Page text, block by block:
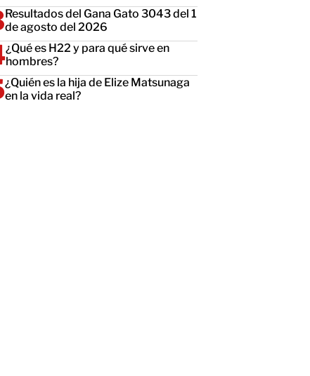
Resultados del Gana Gato 3043 del 1
de agosto del 2026
¿Qué es H22 y para qué sirve en
hombres?
¿Quién es la hija de Elize Matsunaga
en la vida real?